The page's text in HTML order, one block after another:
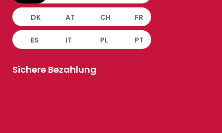
DK AT CH FR
ES IT PL PT
Sichere Bezahlung